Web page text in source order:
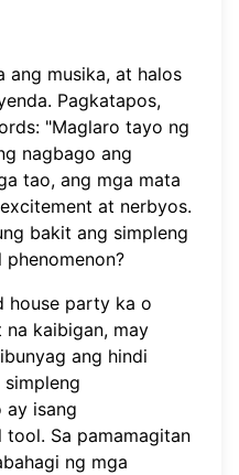
ang musika, at halos
Pagkatapos,
"Maglaro tayo ng
nagbago ang
tao, ang mga mata
at nerbyos.
bakit ang simpleng
house party ka o
na kaibigan, may
ang hindi
ay isang
tool. Sa pamamagitan
ng mga